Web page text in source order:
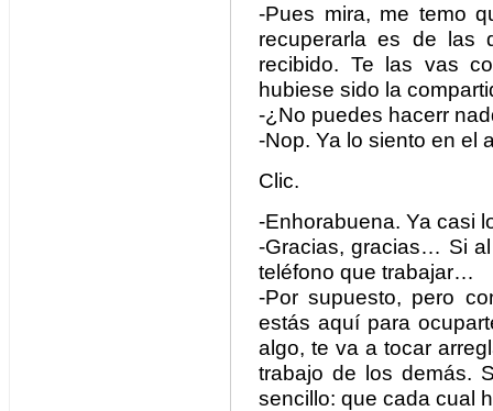
-Pues mira, me temo
recuperarla es de las
recibido. Te las vas
hubiese sido la
-¿No puedes hacerr
-Nop. Ya lo siento en el
Clic.
-Enhorabuena. Ya casi
-Gracias, gracias… Si
teléfono que trabajar…
-Por supuesto, pero
estás aquí para
algo, te va a tocar
trabajo de los demás.
sencillo: que cada cual